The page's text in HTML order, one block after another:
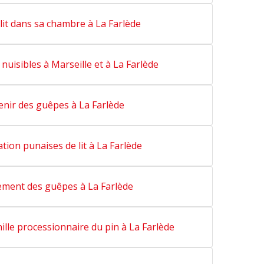
dans sa chambre à La Farlède
à Marseille et à La Farlède
des guêpes à La Farlède
punaises de lit à La Farlède
des guêpes à La Farlède
processionnaire du pin à La Farlède